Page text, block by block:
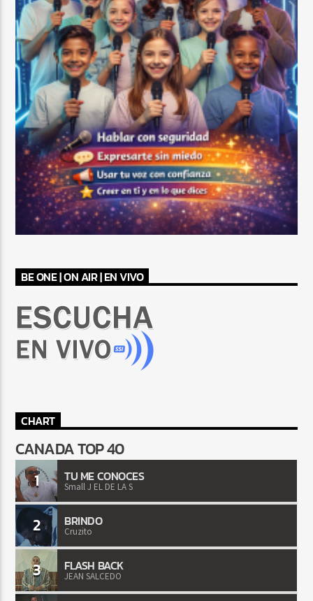
BE ONE | ON AIR | EN VIVO
CHART
CANADA TOP 40
1 TU ME CONOCES
Small J EL DE LA S
2 BRINDO
Cruzito
3 FLASH BACK
JEAN SALCEDO